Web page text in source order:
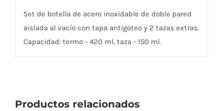
Set de botella de acero inoxidable de doble pared
aislada al vacío con tapa antigoteo y 2 tazas extras.
Capacidad: termo - 420 ml, taza - 150 ml.
Productos relacionados